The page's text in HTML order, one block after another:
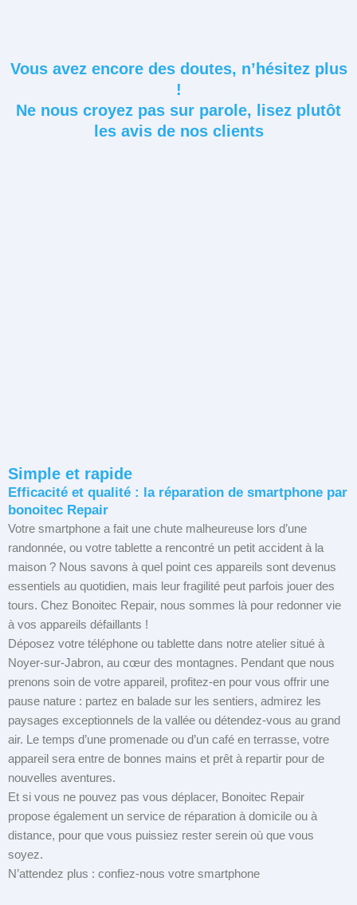
Vous avez encore des doutes, n’hésitez plus
!
Ne nous croyez pas sur parole, lisez plutôt
les avis de nos clients
Simple et rapide
Efficacité et qualité : la réparation de smartphone par
bonoitec Repair
Votre smartphone a fait une chute malheureuse lors d’une
randonnée, ou votre tablette a rencontré un petit accident à la
maison ? Nous savons à quel point ces appareils sont devenus
essentiels au quotidien, mais leur fragilité peut parfois jouer des
tours. Chez Bonoitec Repair, nous sommes là pour redonner vie
à vos appareils défaillants !
Déposez votre téléphone ou tablette dans notre atelier situé à
Noyer-sur-Jabron, au cœur des montagnes. Pendant que nous
prenons soin de votre appareil, profitez-en pour vous offrir une
pause nature : partez en balade sur les sentiers, admirez les
paysages exceptionnels de la vallée ou détendez-vous au grand
air. Le temps d’une promenade ou d’un café en terrasse, votre
appareil sera entre de bonnes mains et prêt à repartir pour de
nouvelles aventures.
Et si vous ne pouvez pas vous déplacer, Bonoitec Repair
propose également un service de réparation à domicile ou à
distance, pour que vous puissiez rester serein où que vous
soyez.
N’attendez plus : confiez-nous votre smartphone